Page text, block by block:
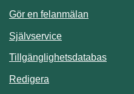
Gör en felanmälan
SjälvserviceLänk till annan
TillgänglighetsdatabasLänk
Redigera